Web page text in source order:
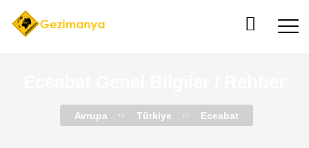
Avrupa Türkiye Eceabat